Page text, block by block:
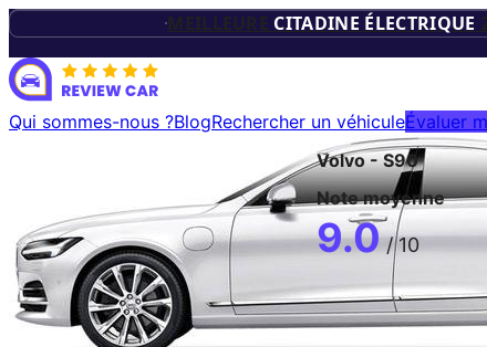
TROPHÉES
MEILLEURE CITADINE ÉLECTRIQUE
Qui sommes-nous ?BlogRechercher un véhiculeÉvaluer
Volvo-S90
Note moyenne
9.0 / 10